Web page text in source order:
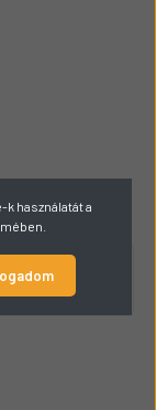
k használatát a